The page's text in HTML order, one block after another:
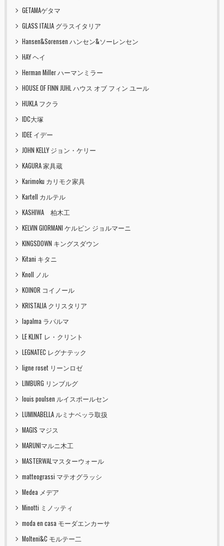
GETAMAゲタマ
GLASS ITALIA グラスイタリア
Hansen&Sorensen ハンセン&ソーレンセン
HAY ヘイ
Herman Miller ハーマンミラー
HOUSE OF FINN JUHL ハウス オブ フィン ユール
HUKLA フクラ
IDC大塚
IDEE イデー
JOHN KELLY ジョン・ケリー
KAGURA 家具蔵
Karimoku カリモク家具
Kartell カルテル
KASHIWA 柏木工
KELVIN GIORMANI ケルビン ジョルマーニ
KINGSDOWN キングスダウン
Kitani キタニ
Knoll ノル
KOINOR コイノール
KRISTALIA クリスタリア
lapalma ラパルマ
LE KLINT レ・クリント
LEGNATEC レグナテック
ligne roset リーンロゼ
LIMBURG リンブルグ
louis poulsen ルイスポールセン
LUMINABELLA ルミナベッラ取扱
MAGIS マジス
MARUNIマルニ木工
MASTERWALマスターウォール
matteograssi マテオグラッシ
Medea メデア
Minotti ミノッティ
moda en casa モーダエンカーサ
Molteni&C モルテー二